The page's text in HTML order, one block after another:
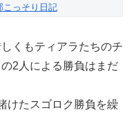
こっそり日記
くもティアラたちのチ
2人による勝負はまだ
けたスゴロク勝負を繰